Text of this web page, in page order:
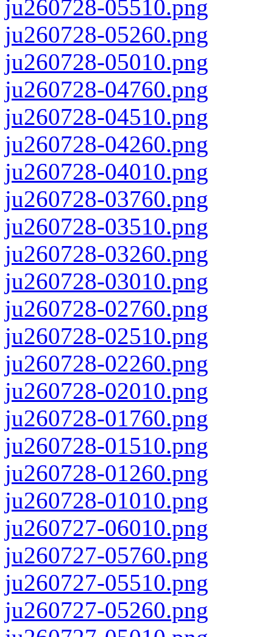
ju260728-05510.png
ju260728-05260.png
ju260728-05010.png
ju260728-04760.png
ju260728-04510.png
ju260728-04260.png
ju260728-04010.png
ju260728-03760.png
ju260728-03510.png
ju260728-03260.png
ju260728-03010.png
ju260728-02760.png
ju260728-02510.png
ju260728-02260.png
ju260728-02010.png
ju260728-01760.png
ju260728-01510.png
ju260728-01260.png
ju260728-01010.png
ju260727-06010.png
ju260727-05760.png
ju260727-05510.png
ju260727-05260.png